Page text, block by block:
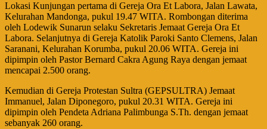
Lokasi Kunjungan pertama di Gereja Ora Et Labora, Jalan Lawata,
Kelurahan Mandonga, pukul 19.47 WITA. Rombongan diterima
oleh Lodewik Sunarun selaku Sekretaris Jemaat Gereja Ora Et
Labora. Selanjutnya di Gereja Katolik Paroki Santo Clemens, Jalan
Saranani, Kelurahan Korumba, pukul 20.06 WITA. Gereja ini
dipimpin oleh Pastor Bernard Cakra Agung Raya dengan jemaat
mencapai 2.500 orang.
Kemudian di Gereja Protestan Sultra (GEPSULTRA) Jemaat
Immanuel, Jalan Diponegoro, pukul 20.31 WITA. Gereja ini
dipimpin oleh Pendeta Adriana Palimbunga S.Th. dengan jemaat
sebanyak 260 orang.